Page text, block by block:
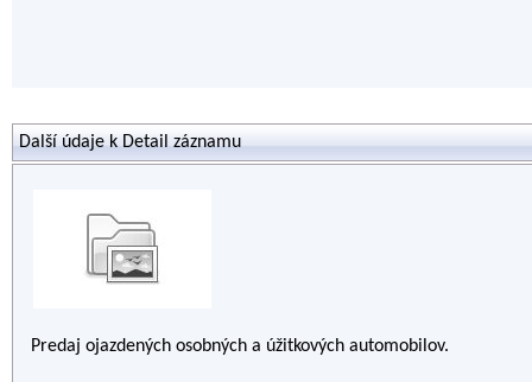
Další údaje k Detail záznamu
Predaj ojazdených osobných a úžitkových automobilov.